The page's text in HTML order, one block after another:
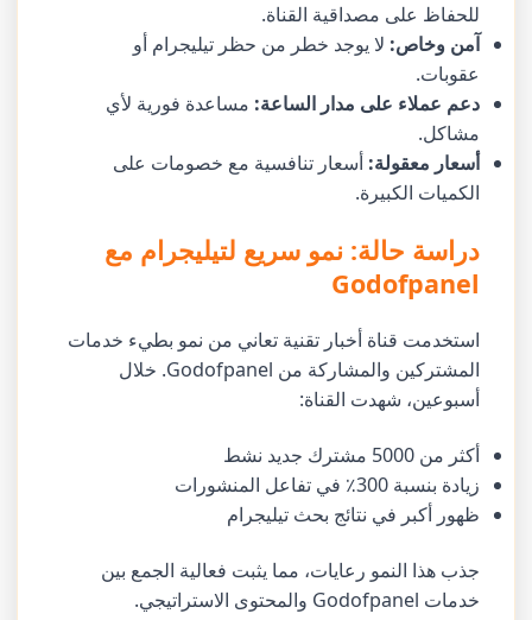
للحفاظ على مصداقية القناة.
آمن وخاص: لا يوجد خطر من حظر تيليجرام أو
عقوبات.
دعم عملاء على مدار الساعة: مساعدة فورية لأي
مشاكل.
أسعار معقولة: أسعار تنافسية مع خصومات على
الكميات الكبيرة.
دراسة حالة: نمو سريع لتيليجرام مع
Godofpanel
استخدمت قناة أخبار تقنية تعاني من نمو بطيء خدمات
المشتركين والمشاركة من Godofpanel. خلال
أسبوعين، شهدت القناة:
أكثر من 5000 مشترك جديد نشط
زيادة بنسبة 300٪ في تفاعل المنشورات
ظهور أكبر في نتائج بحث تيليجرام
جذب هذا النمو رعايات، مما يثبت فعالية الجمع بين
خدمات Godofpanel والمحتوى الاستراتيجي.